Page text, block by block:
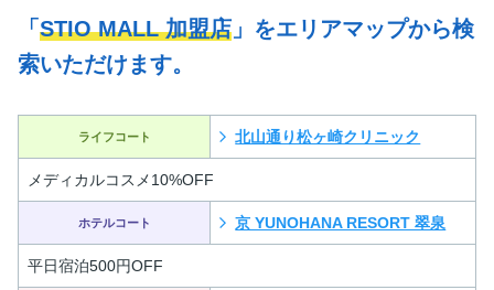
「 STIO MALL 加盟店 」をエリアマップから検
索いただけます。
ライフコート 北山通り松ヶ崎クリニック
メディカルコスメ10%OFF
ホテルコート 京 YUNOHANA RESORT 翠泉
平日宿泊500円OFF